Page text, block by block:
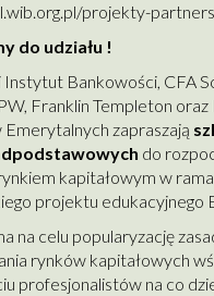
projekty-
do udziału !
Instytut Bankowości, CFA
Franklin Templeton
zapraszają
do
kapitałowym w
projektu edukacyjnego
na celu popularyzację
rynków kapitałowych
profesjonalistów na co